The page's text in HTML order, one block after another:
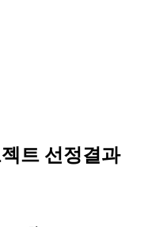
트 선정결과